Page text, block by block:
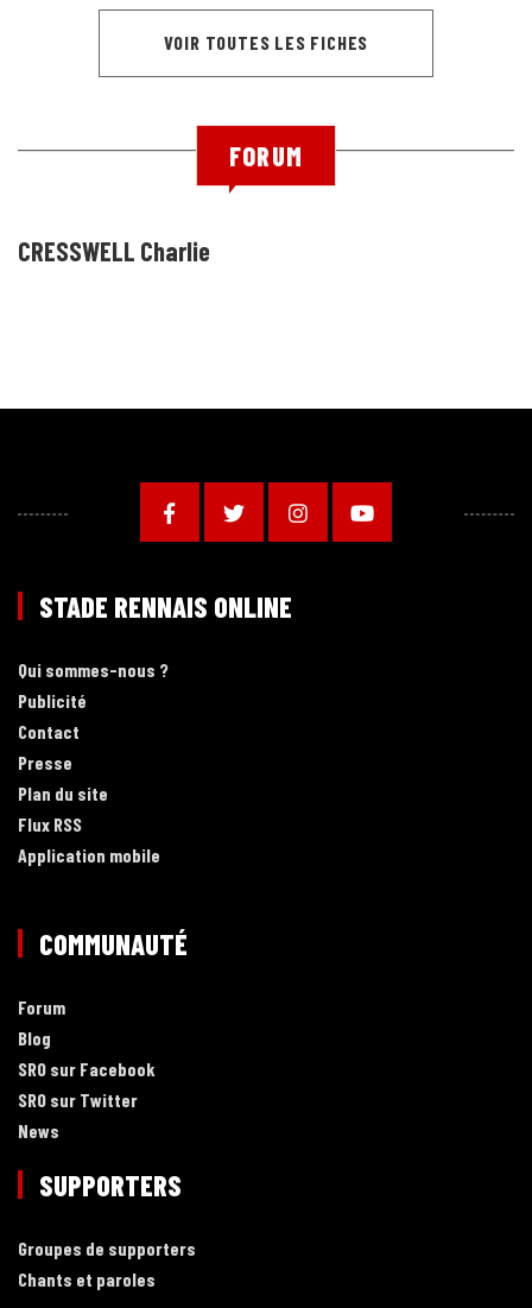
VOIR TOUTES LES FICHES
FORUM
CRESSWELL Charlie
STADE RENNAIS ONLINE
Qui sommes-nous ?
Publicité
Contact
Presse
Plan du site
Flux RSS
Application mobile
COMMUNAUTÉ
Forum
Blog
SRO sur Facebook
SRO sur Twitter
News
SUPPORTERS
Groupes de supporters
Chants et paroles